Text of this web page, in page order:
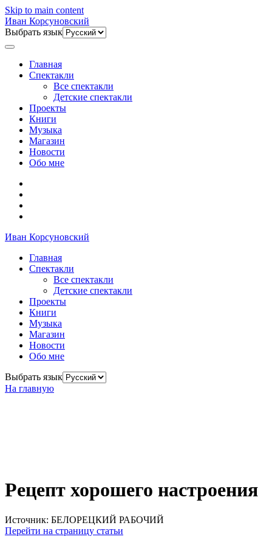
Skip to main content
Иван Корсуновский
Выбрать язык
Главная
Спектакли
Все спектакли
Детские спектакли
Проекты
Книги
Музыка
Магазин
Новости
Обо мне
Иван Корсуновский
Главная
Спектакли
Все спектакли
Детские спектакли
Проекты
Книги
Музыка
Магазин
Новости
Обо мне
Выбрать язык
На главную
Рецепт хорошего настроения
Источник: БЕЛОРЕЦКИЙ РАБОЧИЙ
Перейти на страницу статьи